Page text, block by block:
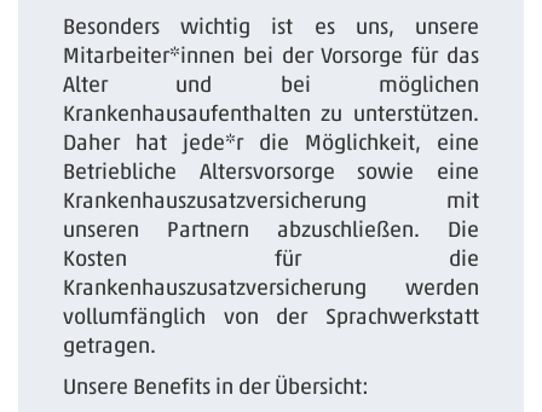
Besonders wichtig ist es uns, unsere
Mitarbeiter*innen bei der Vorsorge für das
Alter und bei möglichen
Krankenhausaufenthalten zu unterstützen.
Daher hat jede*r die Möglichkeit, eine
Betriebliche Altersvorsorge sowie eine
Krankenhauszusatzversicherung mit
unseren Partnern abzuschließen. Die
Kosten für die
Krankenhauszusatzversicherung werden
vollumfänglich von der Sprachwerkstatt
getragen.
Unsere Benefits in der Übersicht: